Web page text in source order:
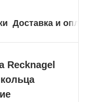
Доставка и
Recknagel